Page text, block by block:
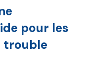
pour les
trouble